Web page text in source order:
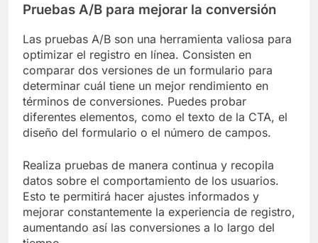
Pruebas A/B para mejorar la conversión
Las pruebas A/B son una herramienta valiosa para
optimizar el registro en línea. Consisten en
comparar dos versiones de un formulario para
determinar cuál tiene un mejor rendimiento en
términos de conversiones. Puedes probar
diferentes elementos, como el texto de la CTA, el
diseño del formulario o el número de campos.
Realiza pruebas de manera continua y recopila
datos sobre el comportamiento de los usuarios.
Esto te permitirá hacer ajustes informados y
mejorar constantemente la experiencia de registro,
aumentando así las conversiones a lo largo del